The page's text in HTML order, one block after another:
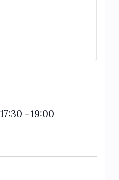
17:30 – 19:00